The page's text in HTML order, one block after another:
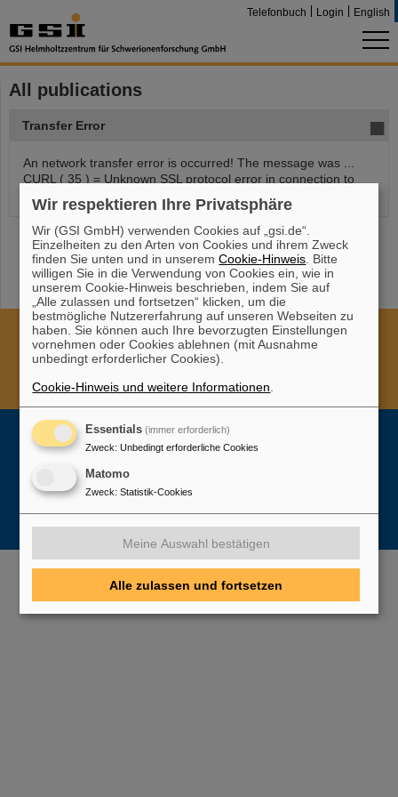
Telefonbuch Login English
All publications
Transfer Error
An network transfer error is occurred! The message was ...
CURL ( 35 ) = Unknown SSL protocol error in connection to
Cookie Einstellungen Cookie-Hinweise Sitemap
Impressum Datenschutz Haftungsausschluss
Urheberrecht Erklärung zur Barrierefreiheit
Wir respektieren Ihre Privatsphäre
Wir (GSI GmbH) verwenden Cookies auf „gsi.de“.
Einzelheiten zu den Arten von Cookies und ihrem Zweck
finden Sie unten und in unseremCookie-Hinweis . Bitte
willigen Sie in die Verwendung von Cookies ein, wie in
unserem Cookie-Hinweis beschrieben, indem Sie auf
„Alle zulassen und fortsetzen“ klicken, um die
bestmögliche Nutzererfahrung auf unseren Webseiten zu
haben. Sie können auch Ihre bevorzugten Einstellungen
vornehmen oder Cookies ablehnen (mit Ausnahme
unbedingt erforderlicher Cookies).
Cookie-Hinweis und weitere Informationen
Essentials (immer erforderlich)
Zweck: Unbedingt erforderliche Cookies
Matomo
Zweck: Statistik-Cookies
Meine Auswahl bestätigen
Alle zulassen und fortsetzen